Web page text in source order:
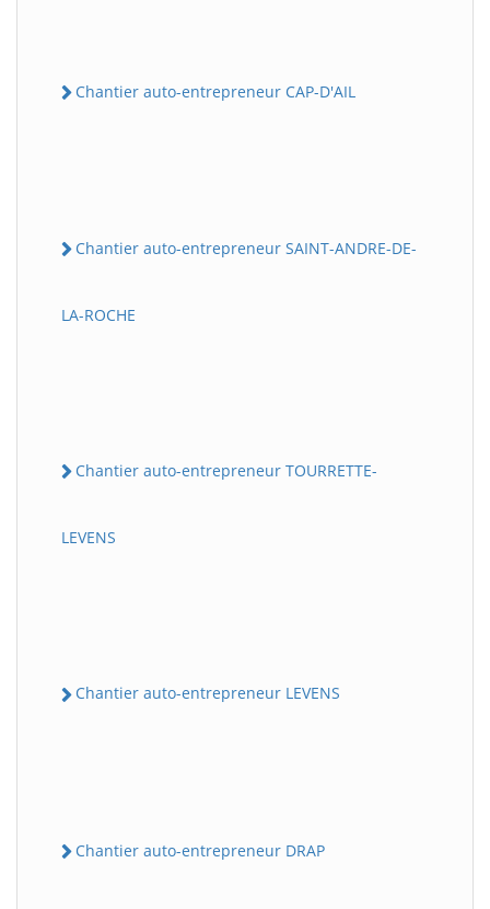
Chantier auto-entrepreneur CAP-D'AIL
Chantier auto-entrepreneur SAINT-ANDRE-DE-
LA-ROCHE
Chantier auto-entrepreneur TOURRETTE-
LEVENS
Chantier auto-entrepreneur LEVENS
Chantier auto-entrepreneur DRAP